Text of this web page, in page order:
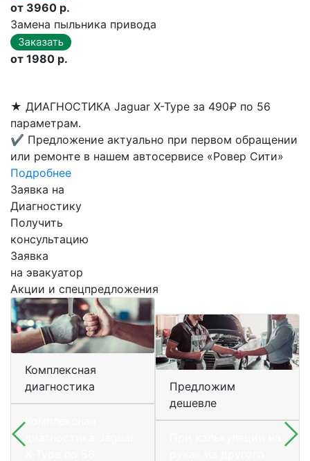
от 3960 р.
Замена пыльника привода
от 1980 р.
★ ДИАГНОСТИКА Jaguar X-Type за 490₽ по 56
параметрам.
✔ Предложение актуально при первом обращении
или ремонте в нашем автосервисе «Ровер Сити»
Подробнее
Заявка на
Диагностику
Получить
консультацию
Заявка
на эвакуатор
Акции и спецпредложения
Комплексная
диагностика
Комплексная
Предложим
дешевле